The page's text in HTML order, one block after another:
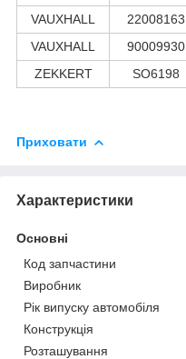
VAUXHALL
22008163
VAUXHALL
90009930
ZEKKERT
SO6198
Приховати
Характеристики
Основні
Код запчастини
Виробник
Рік випуску автомобіля
Конструкція
Розташування